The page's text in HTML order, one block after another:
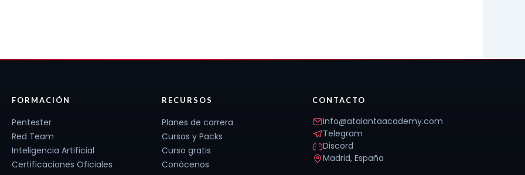
FORMACIÓN
Pentester
Red Team
Inteligencia Artificial
Certificaciones Oficiales
RECURSOS
Planes de carrera
Cursos y Packs
Curso gratis
Conócenos
CONTACTO
info@atalantaacademy.com
Telegram
Discord
Madrid, España